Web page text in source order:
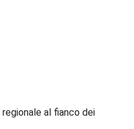
al fianco dei